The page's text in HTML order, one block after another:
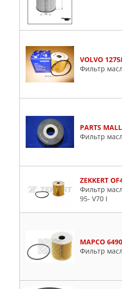
VOLVO
Фильтр
PARTS
Фильтр
ZEKKERT
Фильтр
95- V70 I
MAPCO
Фильтр